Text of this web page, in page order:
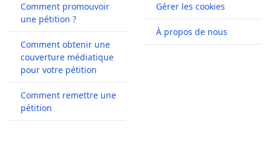
Comment promouvoir
une pétition ?
Comment obtenir une
couverture médiatique
pour votre pétition
Comment remettre une
pétition
Gérer les cookies
À propos de nous